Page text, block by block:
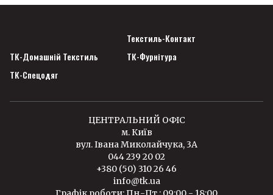
Текстиль-Контакт
ТК-Домашній Текстиль
ТК-Фурнітура
ТК-Спецодяг
ЦЕНТРАЛЬНИЙ ОФІС
м. Київ
вул. Івана Миколайчука, 3А
044 239 20 02
+380 (50) 310 26 46
info@tk.ua